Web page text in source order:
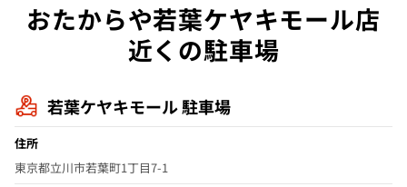
おたからや若葉ケヤキモール店
近くの駐車場
若葉ケヤキモール 駐車場
住所
東京都立川市若葉町1丁目7-1